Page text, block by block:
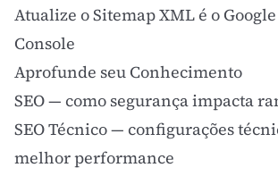
Atualize oSitemap XMLé o
Console
Aprofunde seu Conhecimento
SEO— como segurança impacta
SEO Técnico— configurações
melhor performance